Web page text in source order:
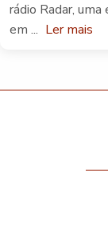
rádio Radar,
em ... Ler mais